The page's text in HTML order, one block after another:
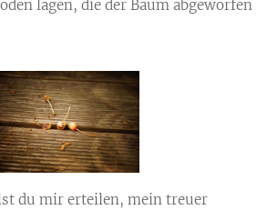
lagen, die der Baum abgeworfen
du mir erteilen, mein treuer